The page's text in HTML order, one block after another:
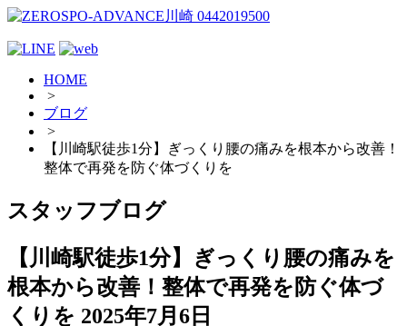
HOME
>
ブログ
>
【川崎駅徒歩1分】ぎっくり腰の痛みを根本から改善！
整体で再発を防ぐ体づくりを
スタッフブログ
【川崎駅徒歩1分】ぎっくり腰の痛みを
根本から改善！整体で再発を防ぐ体づ
くりを 2025年7月6日